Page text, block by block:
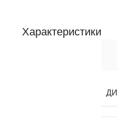
Характеристики